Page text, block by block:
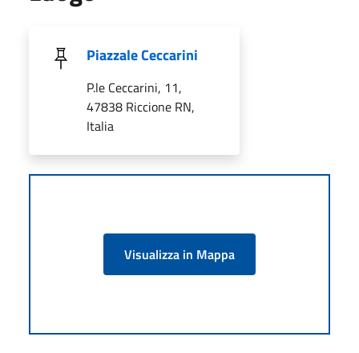
Piazzale Ceccarini
P.le Ceccarini, 11,
47838 Riccione RN,
Italia
Visualizza in Mappa